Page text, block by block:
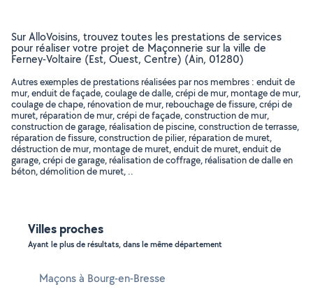
Sur AlloVoisins, trouvez toutes les prestations de services
pour réaliser votre projet de Maçonnerie sur la ville de
Ferney-Voltaire (Est, Ouest, Centre) (Ain, 01280)
Autres exemples de prestations réalisées par nos membres : enduit de
mur, enduit de façade, coulage de dalle, crépi de mur, montage de mur,
coulage de chape, rénovation de mur, rebouchage de fissure, crépi de
muret, réparation de mur, crépi de façade, construction de mur,
construction de garage, réalisation de piscine, construction de terrasse,
réparation de fissure, construction de pilier, réparation de muret,
déstruction de mur, montage de muret, enduit de muret, enduit de
garage, crépi de garage, réalisation de coffrage, réalisation de dalle en
béton, démolition de muret, ..
Villes proches
Ayant le plus de résultats, dans le même département
Maçons à Bourg-en-Bresse